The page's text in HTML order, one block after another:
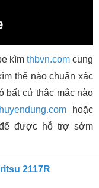
kìm thbvn.comcung
thế nào chuẩn xác
bất cứ thắc mắc nào
hoặc
được hỗ trợ sớm
2117R